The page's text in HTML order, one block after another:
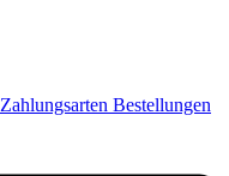
Zahlungsarten Bestellungen